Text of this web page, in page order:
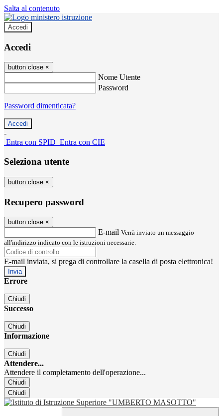
Salta al contenuto
Accedi
Accedi
button close ×
Nome Utente
Password
Password dimenticata?
-
Entra con SPID Entra con CIE
Seleziona utente
button close ×
Recupero password
button close ×
E-mail Verrà inviato un messaggio
all'indirizzo indicato con le istruzioni necessarie.
E-mail inviata, si prega di controllare la casella di posta elettronica!
Errore
Chiudi
Successo
Chiudi
Informazione
Chiudi
Attendere...
Attendere il completamento dell'operazione...
Chiudi
Chiudi